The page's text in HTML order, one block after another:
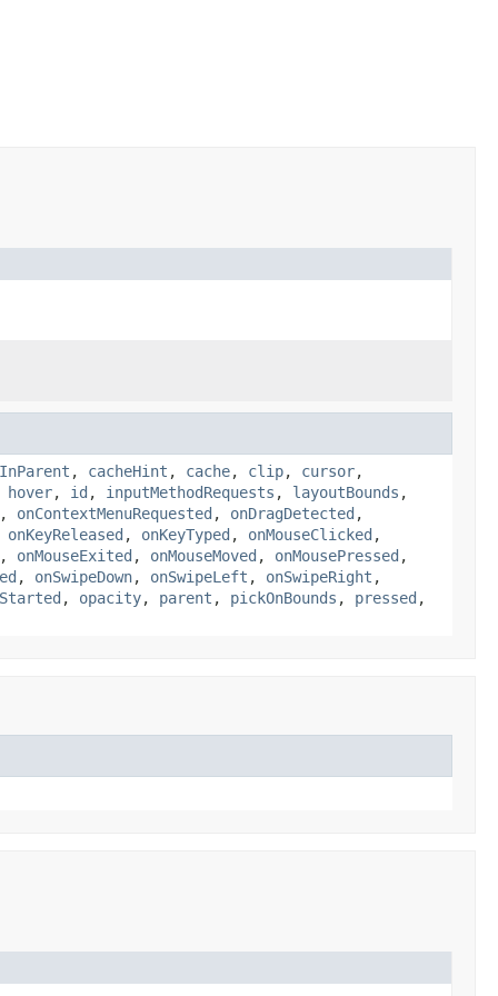
, cacheHint , cache, clip, cursor,
hover, id , inputMethodRequests , layoutBounds ,
, onContextMenuRequested , onDragDetected ,
onKeyReleased , onKeyTyped , onMouseClicked ,
, onMouseExited , onMouseMoved , onMousePressed ,
, onSwipeDown, onSwipeLeft , onSwipeRight ,
, opacity, parent , pickOnBounds , pressed ,